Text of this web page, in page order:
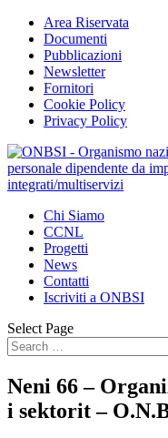
Area Riservata
Documenti
Pubblicazioni
Newsletter
Fornitori
Cookie Policy
Privacy Policy
Chi Siamo
CCNL
Progetti
News
Contatti
Iscriviti a ONBSI
Select Page
Neni 66 –
i sektorit –